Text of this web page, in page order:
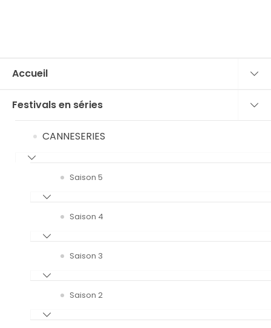
Accueil
Festivals en séries
CANNESERIES
Saison 5
Saison 4
Saison 3
Saison 2